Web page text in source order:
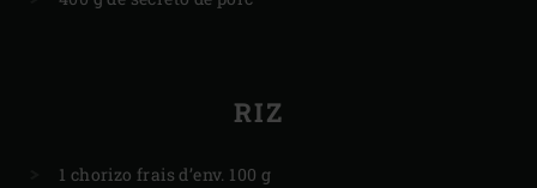
RIZ
1 chorizo frais d’env. 100 g